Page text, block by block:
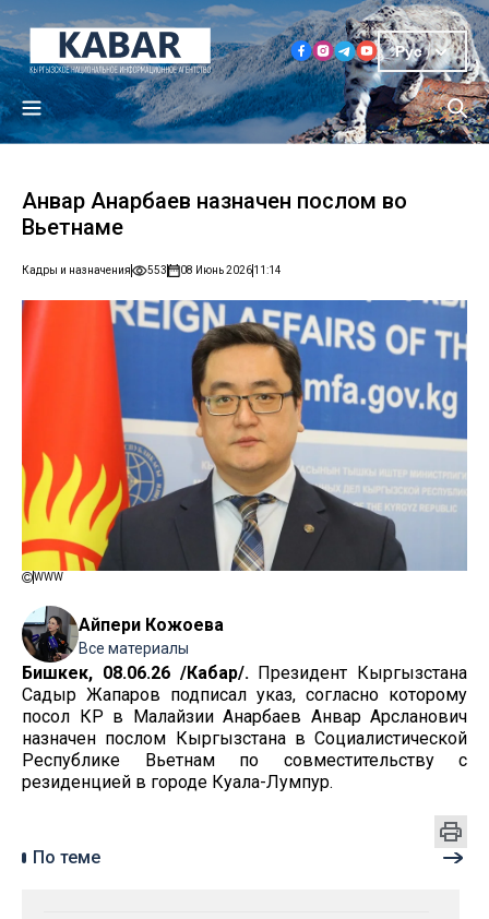
Рус
Анвар Анарбаев назначен послом во
Вьетнаме
Кадры и назначения 553 08 Июнь 202611:14
WWW
Айпери Кожоева
Все материалы
Бишкек, 08.06.26 /Кабар/. Президент Кыргызстана
Садыр Жапаров подписал указ, согласно которому
посол КР в Малайзии Анарбаев Анвар Арсланович
назначен послом Кыргызстана в Социалистической
Республике Вьетнам по совместительству с
резиденцией в городе Куала-Лумпур.
По теме